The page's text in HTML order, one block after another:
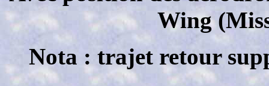
Wing
Nota : trajet retour